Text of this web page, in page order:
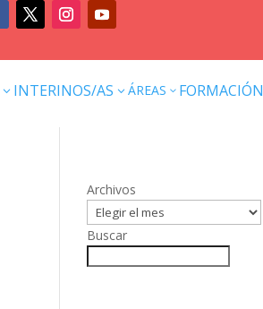
3 INTERINOS/AS 3ÁREAS 3 FORMACIÓN
Archivos
Buscar